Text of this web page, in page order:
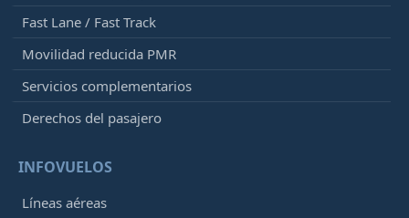
Fast Lane / Fast Track
Movilidad reducida PMR
Servicios complementarios
Derechos del pasajero
INFOVUELOS
Líneas aéreas